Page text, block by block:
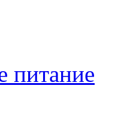
питание